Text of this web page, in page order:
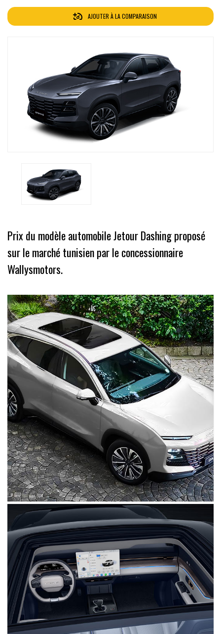
AJOUTER À LA COMPARAISON
Prix du modèle automobile Jetour Dashing proposé
sur le marché tunisien par le concessionnaire
Wallysmotors.